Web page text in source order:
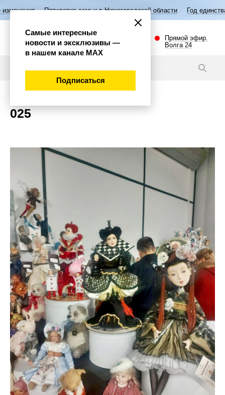
Пятилетие семьи в Нижегородской области Год
Прямой эфир.
Волга 24
025
Самые интересные
новости и эксклюзивы —
в нашем канале МАХ
Подписаться